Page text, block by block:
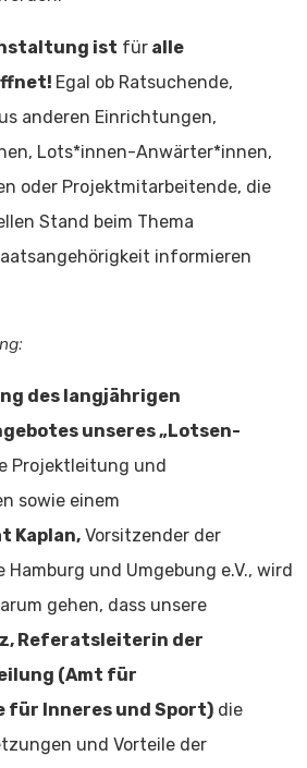
ist für alle
Egal ob Ratsuchende,
anderen Einrichtungen,
Lots*innen-Anwärter*innen,
oder Projektmitarbeitende, die
Stand beim Thema
informieren
des langjährigen
unseres „Lotsen-
Projektleitung und
sowie einem
Kaplan, Vorsitzender der
Hamburg und Umgebung e.V., wird
gehen, dass unsere
Referatsleiterin der
(Amt für
für Inneres und Sport) die
und Vorteile der